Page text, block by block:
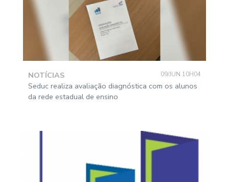
NOTÍCIAS 09/JUN 10H04
Seduc realiza avaliação diagnóstica com os alunos
da rede estadual de ensino